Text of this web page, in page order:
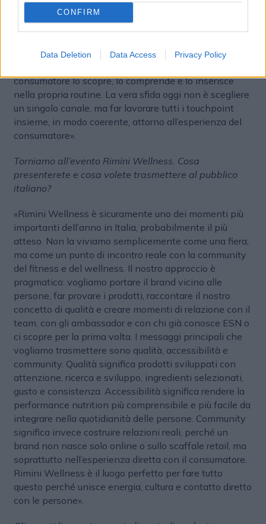
CONFIRM
Data Deletion Data Access Privacy Policy
accessibile e di intercettare nuovi consumatori,
aumentando anche la visibilità della categoria. Le
nutrition il contesto conta moltissimo. Non è solo il
consumatore lo scopre, lo comprende e lo inserisce
nella propria routine. La vera sfida oggi non è scegliere
un singolo canale, ma far lavorare tutti i touchpoint
insieme, in modo coerente, attorno all’esperienza del
consumatore».
Torniamo all’evento Rimini Wellness. Cosa
presenterete e cosa volete trasmettere al pubblico
italiano?
«Rimini Wellness è sicuramente uno dei momenti più
importanti dell’anno in Italia, probabilmente il più
atteso. Non la viviamo semplicemente come una fiera,
ma come un punto di incontro reale con la community
del fitness e del wellness. Il nostro approccio è
pragmatico: vogliamo portare il brand vicino alle
persone, far provare i prodotti, raccontare il nostro
concetto di qualità e creare momenti di relazione con il
team, con gli ambassador e con chi già conosce ESN o
ci scopre per la prima volta. I messaggi principali che
vogliamo trasmettere sono qualità, accessibilità e
community. Qualità significa prodotti sviluppati con
attenzione, ricerca e sviluppo, ingredienti selezionati,
gusto e consistenza. Accessibilità significa rendere la
performance nutrition più comprensibile e più facile da
integrare nella quotidianità delle persone. Community
significa invece costruire relazioni reali, perché un
brand non nasce solo online o sullo scaffale retail, ma
soprattutto nell’esperienza diretta con il consumatore.
Rimini Wellness è il luogo perfetto per fare tutto
questo perché unisce energia, cultura e contatto diretto
con le persone».